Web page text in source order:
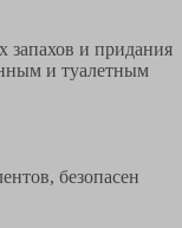
запахов и придания
и туалетным
безопасен